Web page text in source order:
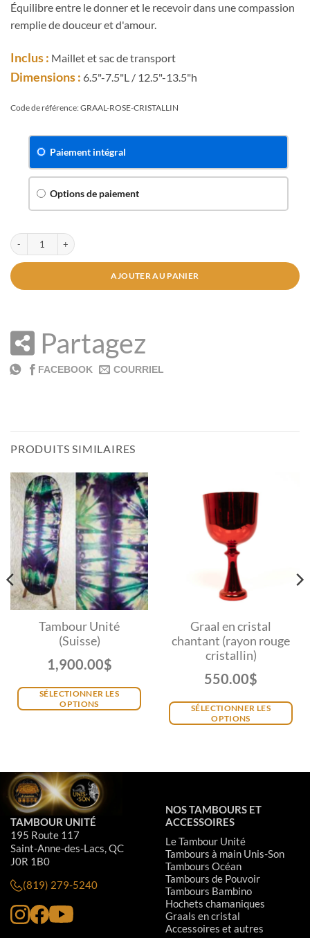
Équilibre entre le donner et le recevoir dans une compassion
remplie de douceur et d'amour.
Inclus : Maillet et sac de transport
Dimensions : 6.5"-7.5"L / 12.5"-13.5"h
Code de référence: GRAAL-ROSE-CRISTALLIN
Paiement intégral
Options de paiement
AJOUTER AU PANIER
Partagez
PRODUITS SIMILAIRES
Tambour Unité
(Suisse)
1,900.00$
SÉLECTIONNER LES
OPTIONS
Graal en cristal
chantant (rayon rouge
cristallin)
550.00$
SÉLECTIONNER LES
OPTIONS
TAMBOUR UNITÉ
195 Route 117
Saint-Anne-des-Lacs, QC
J0R 1B0
(819) 279-5240
NOS TAMBOURS ET
ACCESSOIRES
Le Tambour Unité
Tambours à main Unis-Son
Tambours Océan
Tambours de Pouvoir
Tambours Bambino
Hochets chamaniques
Graals en cristal
Accessoires et autres